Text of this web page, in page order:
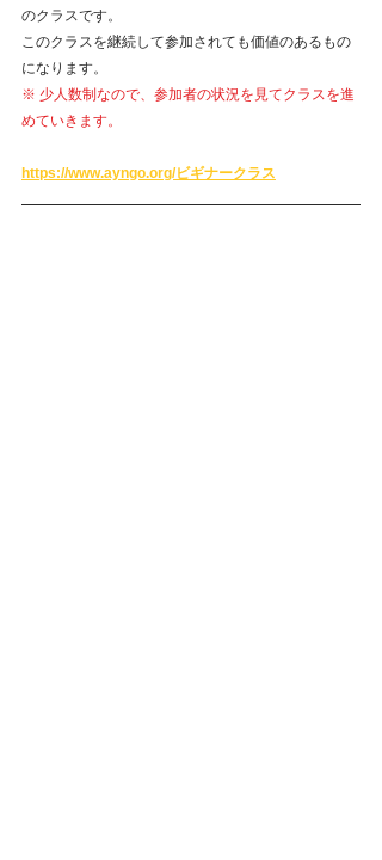
のクラスです。
このクラスを継続して参加されても価値のあるもの
になります。
※ 少人数制なので、参加者の状況を見てクラスを進
めていきます。
https://www.ayngo.org/ビギナークラス